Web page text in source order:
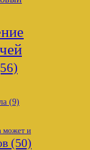
(9)
может и
(50)